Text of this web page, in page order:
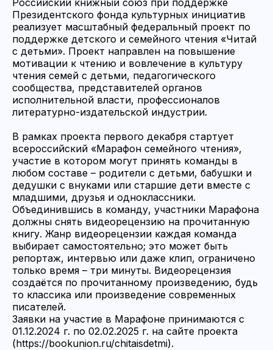
Российский книжный союз при поддержке
Президентского фонда культурных инициатив
реализует масштабный федеральный проект по
поддержке детского и семейного чтения «Читай
с детьми». Проект направлен на повышение
мотивации к чтению и вовлечение в культуру
чтения семей с детьми, педагогического
сообщества, представителей органов
исполнительной власти, профессионалов
литературно-издательской индустрии.
В рамках проекта первого декабря стартует
всероссийский «Марафон семейного чтения»,
участие в котором могут принять команды в
любом составе – родители с детьми, бабушки и
дедушки с внуками или старшие дети вместе с
младшими, друзья и одноклассники.
Объединившись в команду, участники Марафона
должны снять видеорецензию на прочитанную
книгу. Жанр видеорецензии каждая команда
выбирает самостоятельно; это может быть
репортаж, интервью или даже клип, ограничено
только время – три минуты. Видеорецензия
создаётся по прочитанному произведению, будь
то классика или произведение современных
писателей.
Заявки на участие в Марафоне принимаются с
01.12.2024 г. по 02.02.2025 г. на сайте проекта
(https://bookunion.ru/chitaisdetmi).